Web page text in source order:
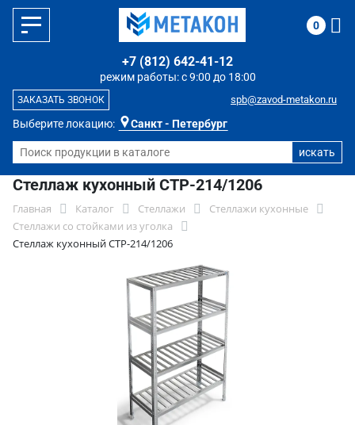
Выберите локацию: Санкт - Петербург
режим работы: с 9:00 до 18:00
+7 (812) 642-41-12
spb@zavod-metakon.ru
ЗАКАЗАТЬ ЗВОНОК
0
Стеллаж кухонный СТР-214/1206
Главная Каталог Стеллажи
Стеллажи кухонные
Стеллажи со стойками из уголка
Стеллаж кухонный СТР-214/1206